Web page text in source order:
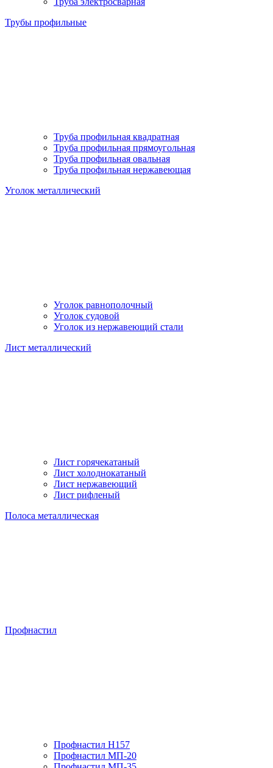
Трубы профильные
Труба профильная квадратная
Труба профильная прямоугольная
Труба профильная овальная
Труба профильная нержавеющая
Уголок металлический
Уголок равнополочный
Уголок судовой
Уголок из нержавеющий стали
Лист металлический
Лист горячекатаный
Лист холоднокатаный
Лист нержавеющий
Лист рифленый
Полоса металлическая
Профнастил
Профнастил H157
Профнастил МП-20